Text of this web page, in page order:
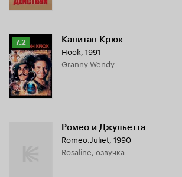
Рейтинг
Кинопоиска
7.2
7.2 Капитан Крюк
Hook, 1991
Granny Wendy
Ромео и Джульетта
Romeo.Juliet, 1990
Rosaline, озвучка